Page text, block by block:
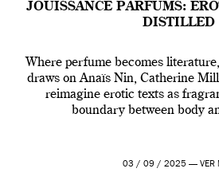
JOUISSANCE PARFUMS:
DISTILLED
Where perfume becomes
draws on Anaïs Nin, Catherine
reimagine erotic texts as
boundary between body
03 / 09 / 2025 — VER